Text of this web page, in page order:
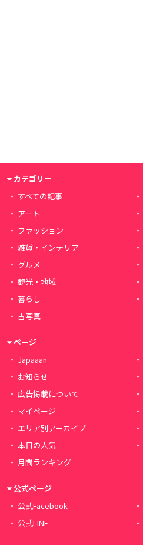
カテゴリー
すべての記事
アート
ファッション
雑貨・インテリア
グルメ
観光・地域
暮らし
古写真
ページ
Japaaan
お知らせ
広告掲載について
マイページ
エリア別アーカイブ
本日の人気
月間ランキング
公式ページ
公式Facebook
公式LINE